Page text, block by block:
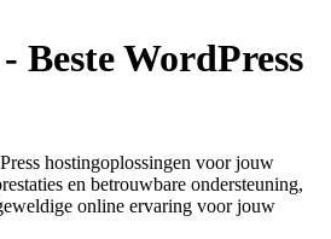
Beste WordPress
hostingoplossingen voor jouw
en betrouwbare ondersteuning,
online ervaring voor jouw